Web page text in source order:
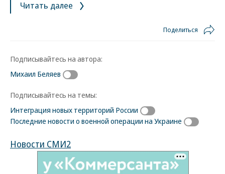
Читать далее
Поделиться
Подписывайтесь на автора:
Михаил Беляев
Подписывайтесь на темы:
Интеграция новых территорий России
Последние новости о военной операции на Украине
Новости СМИ2